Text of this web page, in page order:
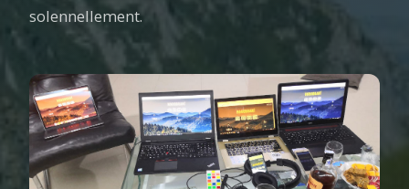
solennellement.